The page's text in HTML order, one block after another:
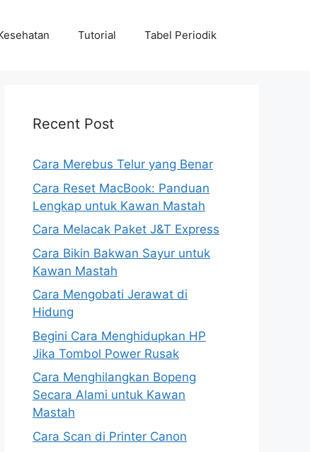
Tutorial Tabel Periodik
Recent Post
Cara Merebus Telur yang Benar
Cara Reset MacBook: Panduan
Lengkap untuk Kawan Mastah
Cara Melacak Paket J&T Express
Cara Bikin Bakwan Sayur untuk
Kawan Mastah
Cara Mengobati Jerawat di
Hidung
Begini Cara Menghidupkan HP
Jika Tombol Power Rusak
Cara Menghilangkan Bopeng
Secara Alami untuk Kawan
Mastah
Cara Scan di Printer Canon